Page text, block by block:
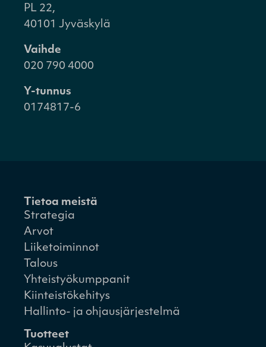
PL 22,
40101 Jyväskylä
Vaihde
020 790 4000
Y-tunnus
0174817-6
Tietoa meistä
Strategia
Arvot
Liiketoiminnot
Talous
Yhteistyökumppanit
Kiinteistökehitys
Hallinto- ja ohjausjärjestelmä
Tuotteet